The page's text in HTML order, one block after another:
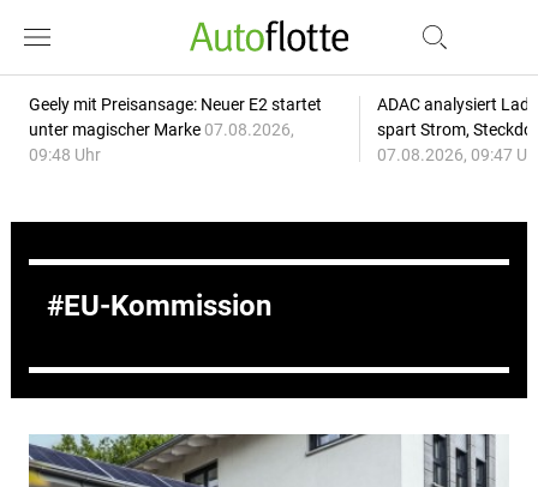
Geely mit Preisansage: Neuer E2 startet
unter magischer Marke 07.08.2026,
09:48 Uhr
ADAC analysiert
spart Strom,
07.08.2026, 09:47
EU-Kommission